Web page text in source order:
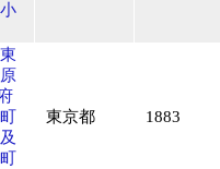
東京都 1883